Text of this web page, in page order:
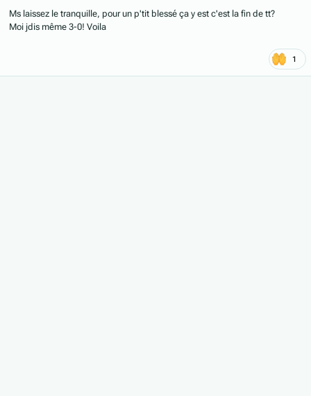
Ms laissez le tranquille, pour un p'tit blessé ça y est c'est la fin de tt?
Moi jdis même 3-0! Voila
1